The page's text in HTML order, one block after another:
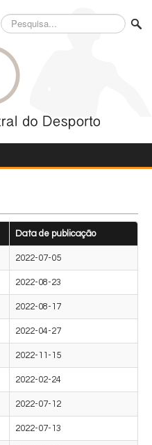
Pesquisa...
Data de publicação
2022-07-05
2022-08-23
2022-08-17
2022-04-27
2022-11-15
2022-02-24
2022-07-12
2022-07-13